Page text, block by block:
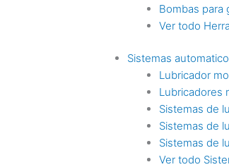
Bombas para
Ver todo
Sistemas
Lubricador
Lubricadores
Sistemas de
Sistemas de
Sistemas de
Ver todo